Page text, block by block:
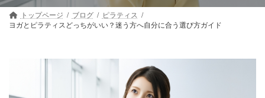
トップページ ブログ
ピラティス
ヨガとピラティスどっちがいい？迷う方へ自分に合う選び方ガイド